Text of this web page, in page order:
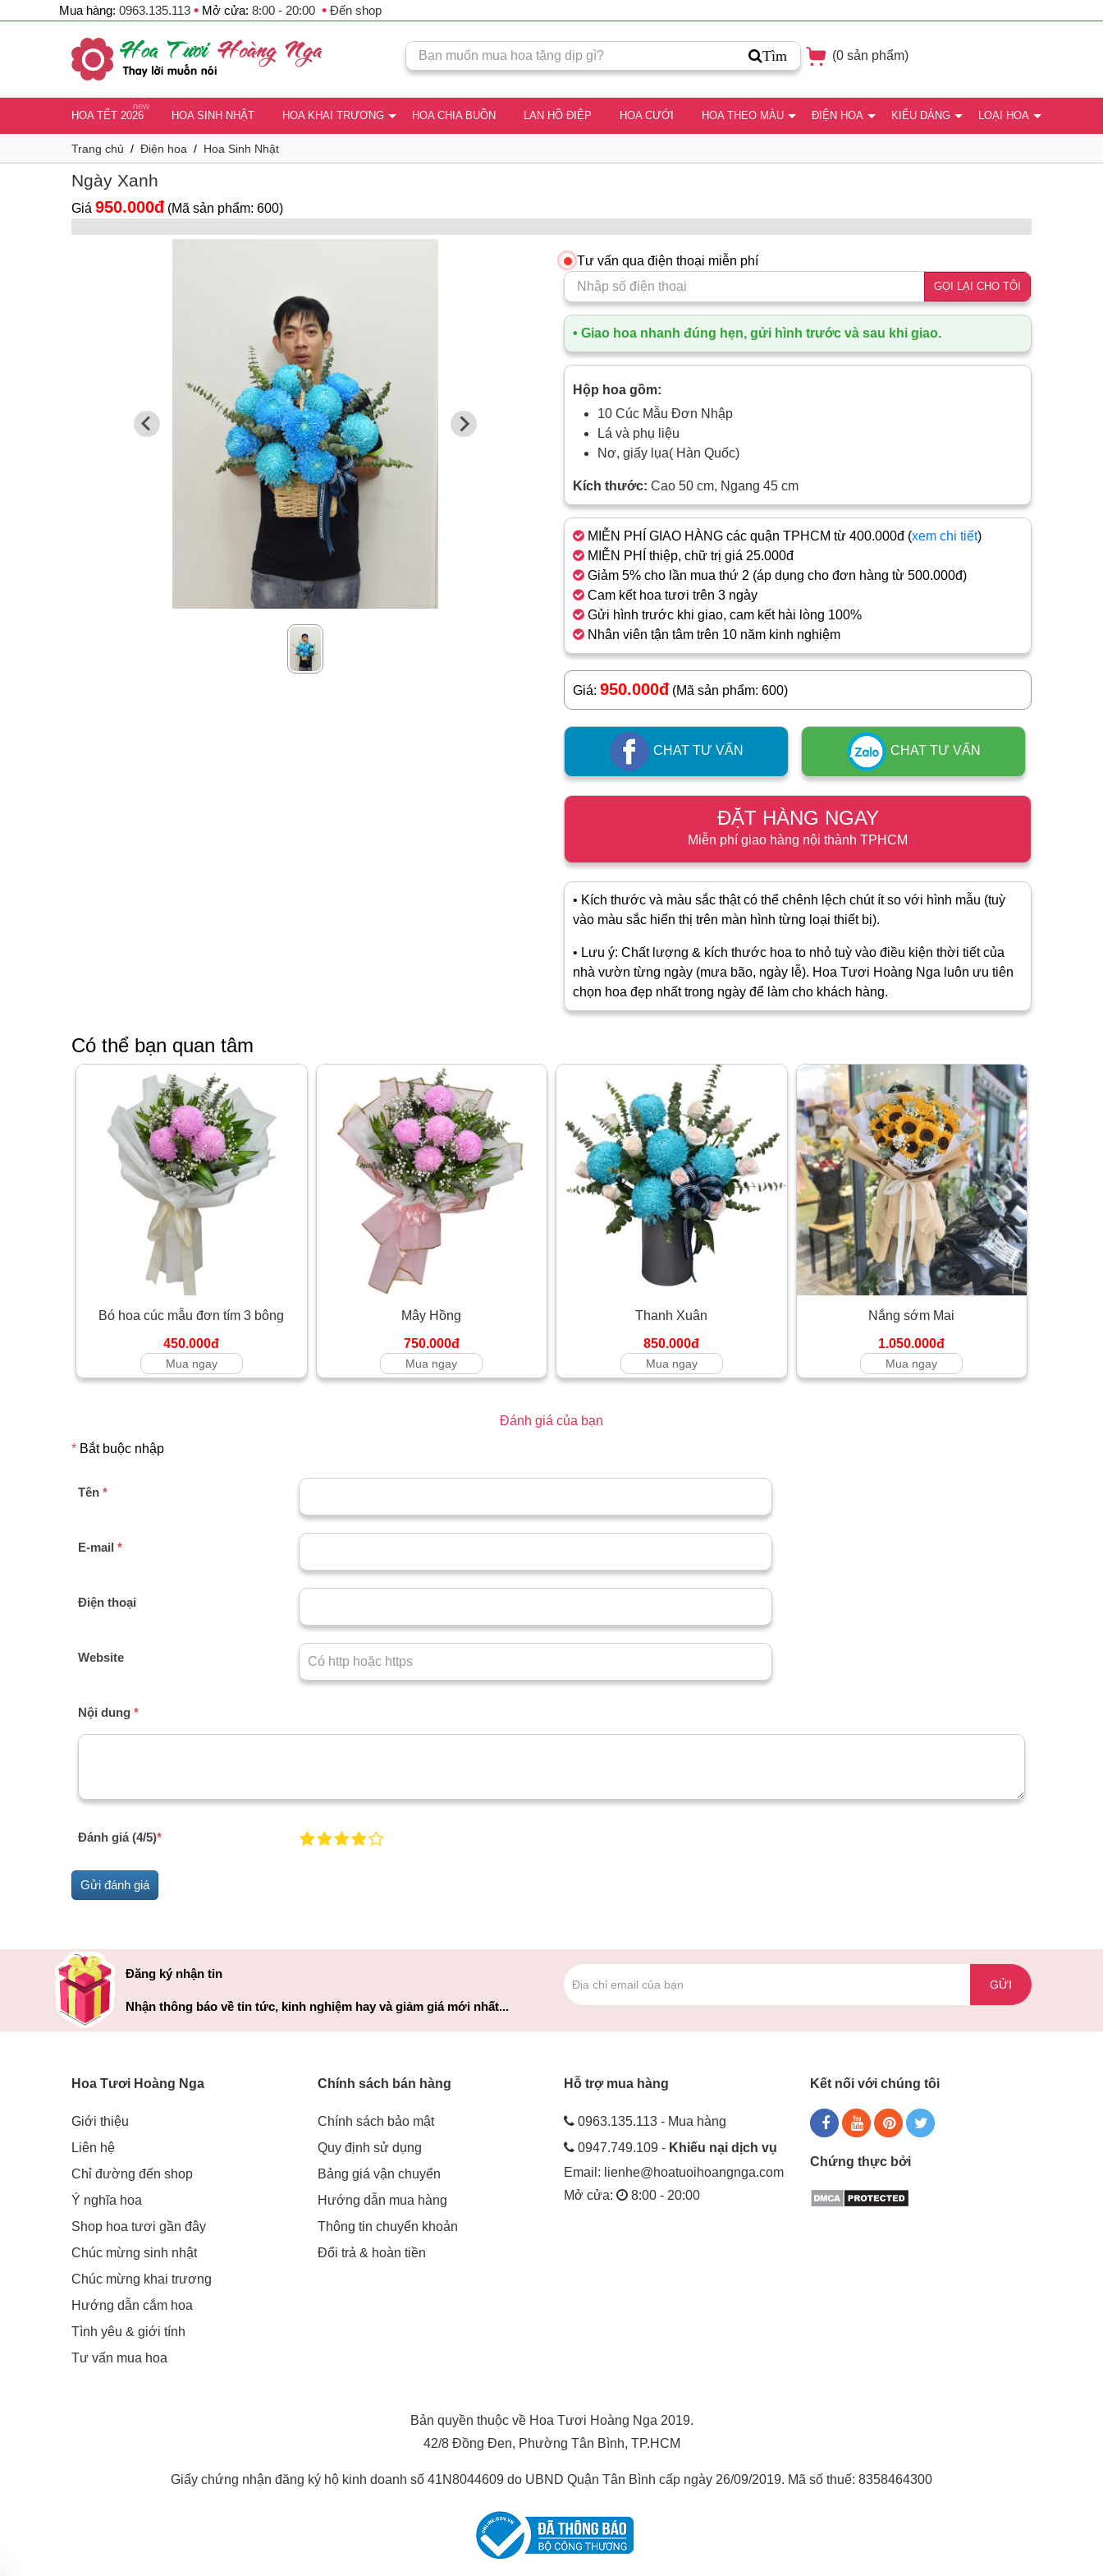
Mua hàng: 0963.135.113 • Mở cửa: 8:00 - 20:00 • Đến shop
Tìm (0 sản phẩm)
new
HOA TẾT 2026 HOA SINH NHẬT HOA KHAI TRƯƠNG HOA CHIA BUỒN LAN HỒ ĐIỆP HOA CƯỚI HOA THEO MÀU ĐIỆN HOA KIỂU DÁNG LOẠI HOA
Trang chủ / Điện hoa / Hoa Sinh Nhật
Ngày Xanh
Giá 950.000đ (Mã sản phẩm: 600)
Tư vấn qua điện thoại miễn phí
GỌI LẠI CHO TÔI
• Giao hoa nhanh đúng hẹn, gửi hình trước và sau khi giao.
Hộp hoa gồm:
10 Cúc Mẫu Đơn Nhập
Lá và phụ liệu
Nơ, giấy lụa( Hàn Quốc)
Kích thước: Cao 50 cm, Ngang 45 cm
MIỄN PHÍ GIAO HÀNG các quận TPHCM từ 400.000đ (xem chi tiết)
MIỄN PHÍ thiệp, chữ trị giá 25.000đ
Giảm 5% cho lần mua thứ 2 (áp dụng cho đơn hàng từ 500.000đ)
Cam kết hoa tươi trên 3 ngày
Gửi hình trước khi giao, cam kết hài lòng 100%
Nhân viên tận tâm trên 10 năm kinh nghiệm
Giá: 950.000đ (Mã sản phẩm: 600)
CHAT TƯ VẤN CHAT TƯ VẤN
ĐẶT HÀNG NGAY
Miễn phí giao hàng nội thành TPHCM
• Kích thước và màu sắc thật có thể chênh lệch chút ít so với hình mẫu (tuỳ
vào màu sắc hiển thị trên màn hình từng loại thiết bị).
• Lưu ý: Chất lượng & kích thước hoa to nhỏ tuỳ vào điều kiện thời tiết của
nhà vườn từng ngày (mưa bão, ngày lễ). Hoa Tươi Hoàng Nga luôn ưu tiên
chọn hoa đẹp nhất trong ngày để làm cho khách hàng.
Có thể bạn quan tâm
Bó hoa cúc mẫu đơn tím 3 bông
450.000đ
Mua ngay
Mây Hồng
750.000đ
Mua ngay
Thanh Xuân
850.000đ
Mua ngay
Nắng sớm Mai
1.050.000đ
Mua ngay
Đánh giá của bạn
* Bắt buộc nhập
Tên *
E-mail *
Điện thoại
Website
Nội dung *
Đánh giá (4/5)*
Đăng ký nhận tin
Nhận thông báo về tin tức, kinh nghiệm hay và giảm giá mới nhất...
GỬI
Hoa Tươi Hoàng Nga
Giới thiệu
Liên hệ
Chỉ đường đến shop
Ý nghĩa hoa
Shop hoa tươi gần đây
Chúc mừng sinh nhật
Chúc mừng khai trương
Hướng dẫn cắm hoa
Tình yêu & giới tính
Tư vấn mua hoa
Chính sách bán hàng
Chính sách bảo mật
Quy định sử dụng
Bảng giá vận chuyển
Hướng dẫn mua hàng
Thông tin chuyển khoản
Đổi trả & hoàn tiền
Hỗ trợ mua hàng
0963.135.113 - Mua hàng
0947.749.109 - Khiếu nại dịch vụ
Email: lienhe@hoatuoihoangnga.com
Mở cửa:
8:00 - 20:00
Kết nối với chúng tôi
Chứng thực bởi
Bản quyền thuộc về Hoa Tươi Hoàng Nga 2019.
42/8 Đồng Đen, Phường Tân Bình, TP.HCM
Giấy chứng nhận đăng ký hộ kinh doanh số 41N8044609 do UBND Quận Tân Bình cấp ngày 26/09/2019. Mã số thuế: 8358464300